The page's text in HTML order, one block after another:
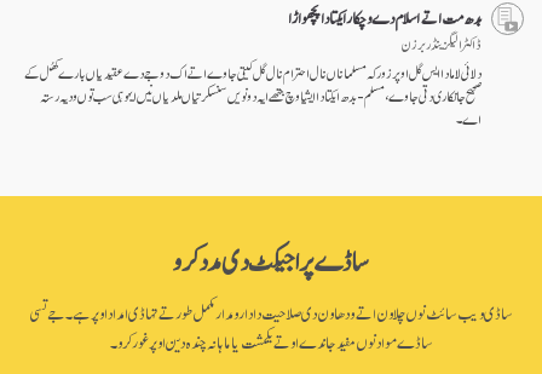
بدھ مت اتے اسلام دے وچکار ایکتا دا پچھواڑا
ڈاکٹر الیگزینڈر برزن
دلائی لاما دا ایس گل اوپر زور کہ مسلماناں نال احترام نال گل کیتی جاوے اتے اک دوجے دے عقیدیاں بارے کھُل کے
صحیح جانکاری دتی جاوے ، مسلم-بدھ ایکتا دا ایشیا وچ جتھے ایہ دونویں سنسکرتیاں ملدیاں نیں ایہو ہی سب توں ودیہ رستہ
اے۔
ساڈے پراجیکٹ دی مدد کرو
ساڈی ویب سائٹ نوں چلاون اتے ودھاون دی صلاحیت دا دارومدار مکمل طور تے تہاڈی امداد اوپر ہے۔ جے تسی
ساڈے مواد نوں مفید جاندے او تے یکمشت یا ماہانہ چندہ دین اوپر غور کرو۔